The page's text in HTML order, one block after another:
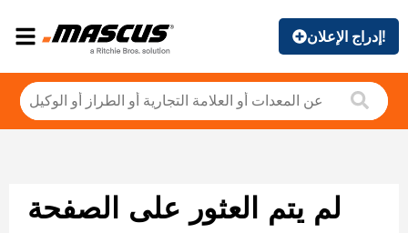
إدراج الإعلان!
لم يتم العثور على الصفحة